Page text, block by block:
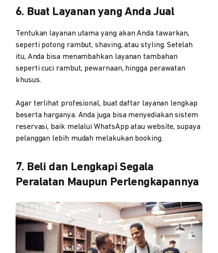
6. Buat Layanan yang Anda Jual
Tentukan layanan utama yang akan Anda tawarkan,
seperti potong rambut, shaving, atau styling. Setelah
itu, Anda bisa menambahkan layanan tambahan
seperti cuci rambut, pewarnaan, hingga perawatan
khusus.
Agar terlihat profesional, buat daftar layanan lengkap
beserta harganya. Anda juga bisa menyediakan sistem
reservasi, baik melalui WhatsApp atau website, supaya
pelanggan lebih mudah melakukan booking.
7. Beli dan Lengkapi Segala
Peralatan Maupun Perlengkapannya